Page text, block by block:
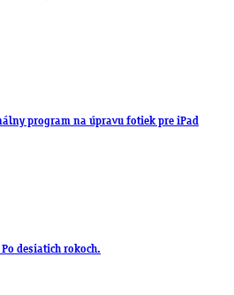
program na úpravu fotiek pre iPad
desiatich rokoch.